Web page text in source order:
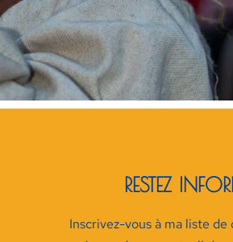
RESTEZ
Inscrivez-vous à ma liste